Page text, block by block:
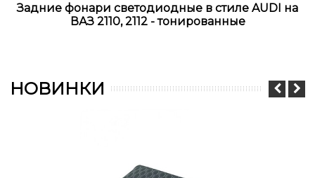
Задние фонари светодиодные в стиле AUDI на
ВАЗ 2110, 2112 - тонированные
НОВИНКИ